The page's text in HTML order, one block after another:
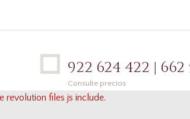
922 624 422 | 662
Consulte precios
revolution files js include.